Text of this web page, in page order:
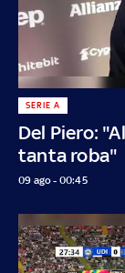
Del Piero:
tanta roba"
SERIE A
09 ago - 00:45